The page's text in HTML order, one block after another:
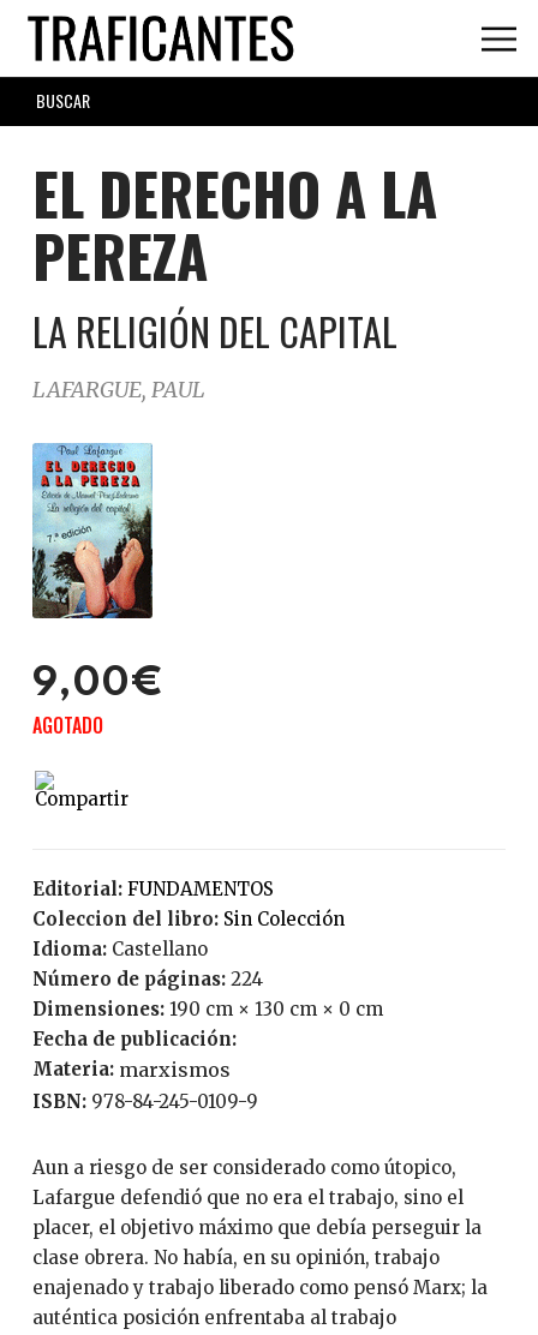
Skip
main
content
SEARCH
FORM
EL DERECHO A LA
PEREZA
LA RELIGIÓN DEL CAPITAL
LAFARGUE, PAUL
9,00€
AGOTADO
Editorial:
FUNDAMENTOS
Coleccion del libro:
Sin Colección
Idioma:
Castellano
Número de páginas:
224
Dimensiones: 190 cm × 130 cm × 0 cm
Fecha de publicación:
Materia: marxismos
ISBN: 978-84-245-0109-9
Aun a riesgo de ser considerado como útopico,
Lafargue defendió que no era el trabajo, sino el
placer, el objetivo máximo que debía perseguir la
clase obrera. No había, en su opinión, trabajo
enajenado y trabajo liberado como pensó Marx; la
auténtica posición enfrentaba al trabajo